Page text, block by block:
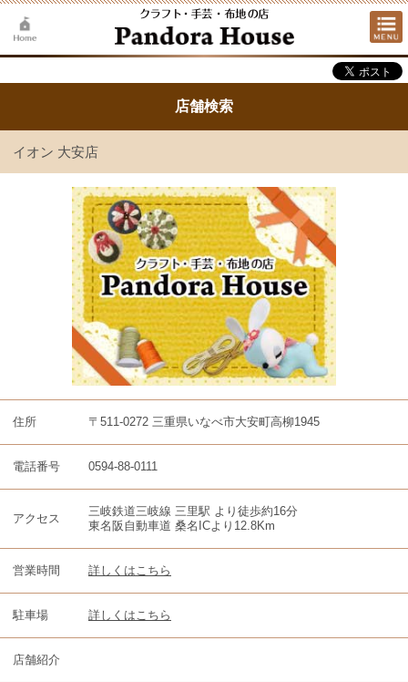
店舗検索
イオン 大安店
住所 〒511-0272 三重県いなべ市大安町高柳1945
電話番号 0594-88-0111
アクセス
三岐鉄道三岐線 三里駅 より徒歩約16分
東名阪自動車道 桑名ICより12.8Km
営業時間 詳しくはこちら
駐車場 詳しくはこちら
店舗紹介